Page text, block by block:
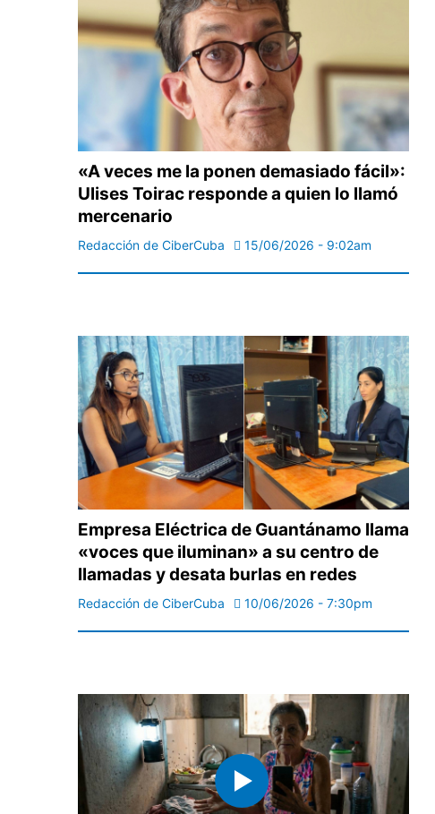
«A veces me la ponen demasiado fácil»:
Ulises Toirac responde a quien lo llamó
mercenario
Redacción de CiberCuba 15/06/2026 - 9:02am
Empresa Eléctrica de Guantánamo llama
«voces que iluminan» a su centro de
llamadas y desata burlas en redes
Redacción de CiberCuba 10/06/2026 - 7:30pm